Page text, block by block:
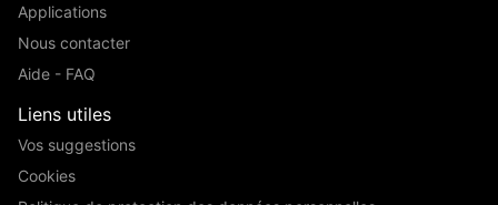
Applications
Nous contacter
Aide - FAQ
Liens utiles
Vos suggestions
Cookies